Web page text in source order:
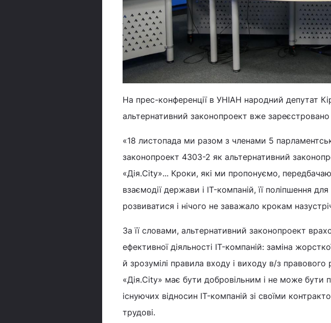
На прес-конференції в УНІАН народний депутат
альтернативний законопроект вже зареєстровано
«18 листопада ми разом з членами 5
законопроект 4303-2 як альтернативний
«Дія.City»... Кроки, які ми пропонуємо,
взаємодії держави і IT-компаній, її поліпшення
розвиватися і нічого не заважало крокам
За її словами, альтернативний законопроект
ефективної діяльності IT-компаній: заміна
й зрозумілі правила входу і виходу в/з
«Дія.City» має бути добровільним і не може бути
існуючих відносин IT-компаній зі своїми
трудові.